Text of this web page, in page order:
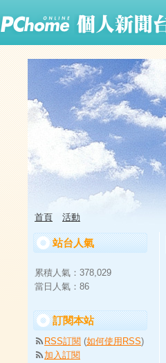
首頁 活動
站台人氣
累積人氣： 378,029
當日人氣： 86
訂閱本站
RSS訂閱 (如何使用RSS)
加入訂閱